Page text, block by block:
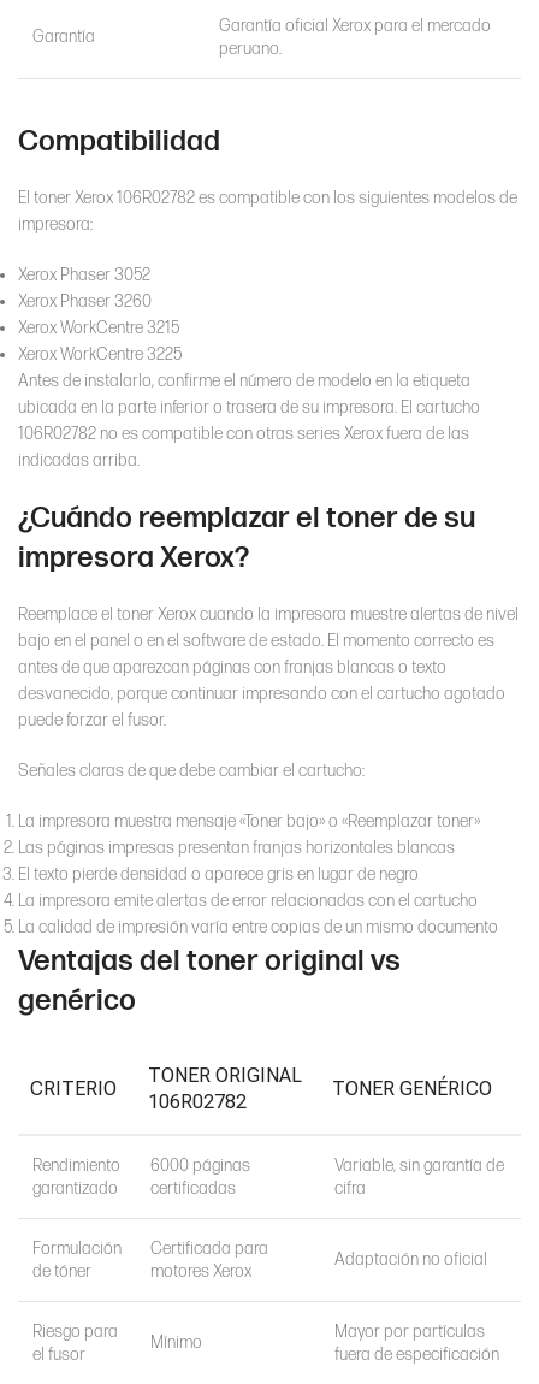
Garantía
Garantía oficial Xerox para el mercado
peruano.
Compatibilidad
El toner Xerox 106R02782 es compatible con los siguientes modelos de
impresora:
Xerox Phaser 3052
Xerox Phaser 3260
Xerox WorkCentre 3215
Xerox WorkCentre 3225
Antes de instalarlo, confirme el número de modelo en la etiqueta
ubicada en la parte inferior o trasera de su impresora. El cartucho
106R02782 no es compatible con otras series Xerox fuera de las
indicadas arriba.
¿Cuándo reemplazar el toner de su
impresora Xerox?
Reemplace el toner Xerox cuando la impresora muestre alertas de nivel
bajo en el panel o en el software de estado. El momento correcto es
antes de que aparezcan páginas con franjas blancas o texto
desvanecido, porque continuar impresando con el cartucho agotado
puede forzar el fusor.
Señales claras de que debe cambiar el cartucho:
La impresora muestra mensaje «Toner bajo» o «Reemplazar toner»
Las páginas impresas presentan franjas horizontales blancas
El texto pierde densidad o aparece gris en lugar de negro
La impresora emite alertas de error relacionadas con el cartucho
La calidad de impresión varía entre copias de un mismo documento
Ventajas del toner original vs
genérico
CRITERIO
TONER ORIGINAL
106R02782
TONER GENÉRICO
Rendimiento
garantizado
6000 páginas
certificadas
Variable, sin garantía de
cifra
Formulación
de tóner
Certificada para
motores Xerox
Adaptación no oficial
Riesgo para
el fusor
Mínimo
Mayor por partículas
fuera de especificación